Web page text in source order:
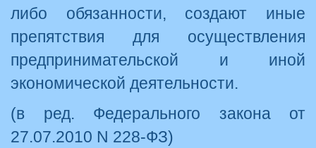
либо обязанности, создают иные
препятствия для осуществления
предпринимательской и иной
экономической деятельности.
(в ред. Федерального закона от
27.07.2010 N 228-ФЗ)